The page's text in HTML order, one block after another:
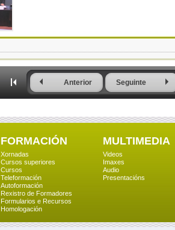
Anterior Seguinte
FORMACIÓN
Xornadas
Cursos superiores
Cursos
Teleformación
Autoformación
Rexistro de Formadores
Formularios e Recursos
Homologación
MULTIMEDIA
Videos
Imaxes
Audio
Presentacións